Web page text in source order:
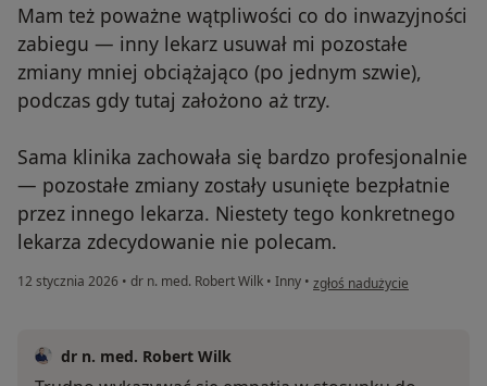
Mam też poważne wątpliwości co do inwazyjności
zabiegu — inny lekarz usuwał mi pozostałe
zmiany mniej obciążająco (po jednym szwie),
podczas gdy tutaj założono aż trzy.
Sama klinika zachowała się bardzo profesjonalnie
— pozostałe zmiany zostały usunięte bezpłatnie
przez innego lekarza. Niestety tego konkretnego
lekarza zdecydowanie nie polecam.
12 stycznia 2026 • dr n. med. Robert Wilk • Inny • w opinii użytkownika Kamila
zgłoś nadużycie
dr n. med. Robert Wilk